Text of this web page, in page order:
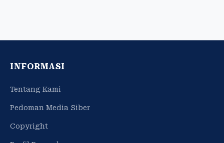
INFORMASI
Tentang Kami
Pedoman Media Siber
Copyright